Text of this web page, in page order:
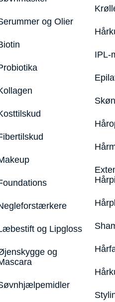
og Olier
og Lipgloss
og
IPL-